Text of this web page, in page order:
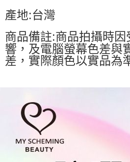
產地:台灣
商品備註:商品拍攝時
響，及電腦螢幕色差與
差，實際顏色以實品為